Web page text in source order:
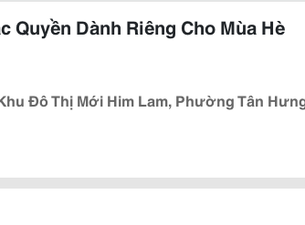
Quyền Dành Riêng Cho Mùa Hè
Đô Thị Mới Him Lam, Phường Tân